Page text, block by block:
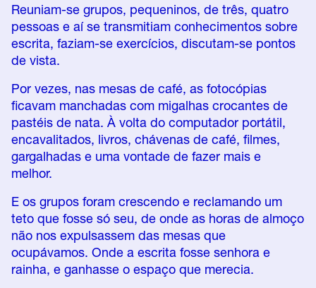
Reuniam-se grupos, pequeninos, de três, quatro
pessoas e aí se transmitiam conhecimentos sobre
escrita, faziam-se exercícios, discutam-se pontos
de vista.
Por vezes, nas mesas de café, as fotocópias
ficavam manchadas com migalhas crocantes de
pastéis de nata. À volta do computador portátil,
encavalitados, livros, chávenas de café, filmes,
gargalhadas e uma vontade de fazer mais e
melhor.
E os grupos foram crescendo e reclamando um
teto que fosse só seu, de onde as horas de almoço
não nos expulsassem das mesas que
ocupávamos. Onde a escrita fosse senhora e
rainha, e ganhasse o espaço que merecia.